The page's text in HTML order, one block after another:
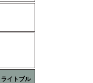
ライトブル